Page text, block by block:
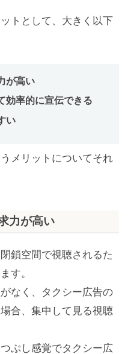
トとして、大きく以下
が高い
効率的に宣伝できる
い
メリットについてそれ
力が高い
鎖空間で視聴されるた
す。
なく、タクシー広告の
合、集中して見る視聴
ぶし感覚でタクシー広